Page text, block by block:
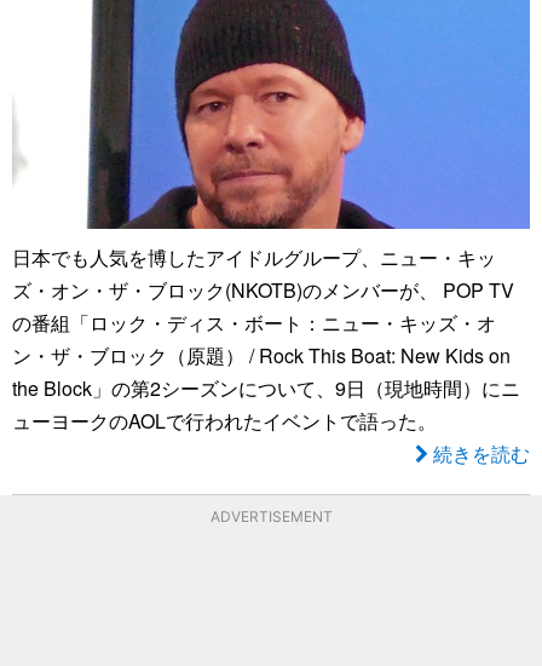
日本でも人気を博したアイドルグループ、ニュー・キッ
ズ・オン・ザ・ブロック(NKOTB)のメンバーが、 POP TV
の番組「ロック・ディス・ボート：ニュー・キッズ・オ
ン・ザ・ブロック（原題） / Rock This Boat: New Kids on
the Block」の第2シーズンについて、9日（現地時間）にニ
ューヨークのAOLで行われたイベントで語った。
続きを読む
ADVERTISEMENT